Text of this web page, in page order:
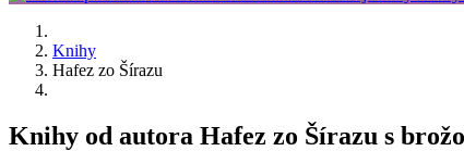
Knihy
Hafez zo Šírazu
Knihy od autora Hafez zo Šírazu s